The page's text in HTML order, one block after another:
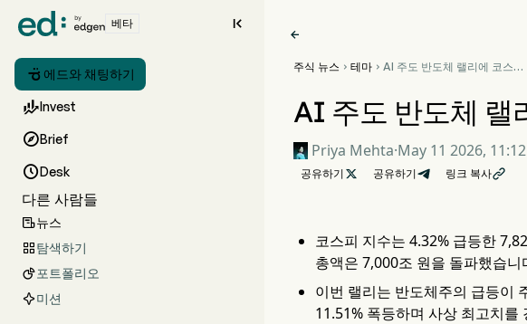
베타 
 에드와 채팅하기
Invest
Brief
Desk
다른 사람들
뉴스
탐색하기
포트폴리오
미션

주식 뉴스  테마  AI 주도 반도체 랠리에 코스피
AI 주도 반도체 랠
Priya Mehta·May 11 2026, 11:12
공유하기  공유하기 링크 복사
코스피 지수는 4.32% 급등한
총액은 7,000조 원을 돌파했습니
이번 랠리는 반도체주의 급등이
11.51% 폭등하며 사상 최고치를